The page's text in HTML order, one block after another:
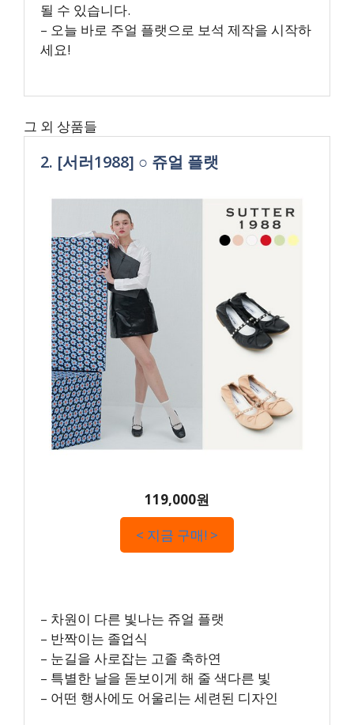
될 수 있습니다.
– 오늘 바로 주얼 플랫으로 보석 제작을 시작하
세요!
그 외 상품들
2. [서러1988] ○ 쥬얼 플랫
119,000원
< 지금 구매! >
– 차원이 다른 빛나는 쥬얼 플랫
– 반짝이는 졸업식
– 눈길을 사로잡는 고졸 축하연
– 특별한 날을 돋보이게 해 줄 색다른 빛
– 어떤 행사에도 어울리는 세련된 디자인